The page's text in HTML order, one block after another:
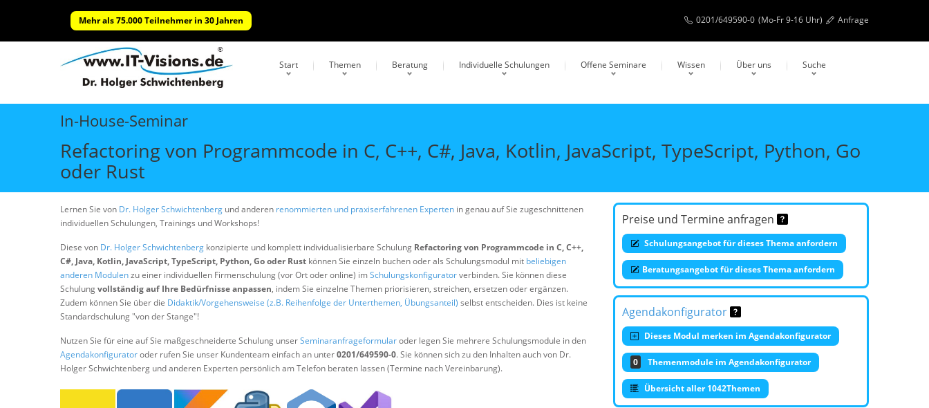
Mehr als 75.000 Teilnehmer in 30 Jahren 0201/649590-0 (Mo-Fr 9-16 Uhr) Anfrage
Start Themen Beratung Individuelle Schulungen Offene Seminare Wissen Über uns Suche
In-House-Seminar
Refactoring von Programmcode in C, C++, C#, Java, Kotlin, JavaScript, TypeScript, Python, Go
oder Rust
Lernen Sie von Dr. Holger Schwichtenberg und anderen renommierten und praxiserfahrenen Experten in genau auf Sie zugeschnittenen
individuellen Schulungen, Trainings und Workshops!
Diese von Dr. Holger Schwichtenberg konzipierte und komplett individualisierbare Schulung Refactoring von Programmcode in C, C++,
C#, Java, Kotlin, JavaScript, TypeScript, Python, Go oder Rust können Sie einzeln buchen oder als Schulungsmodul mit beliebigen
anderen Modulenzu einer individuellen Firmenschulung (vor Ort oder online) imSchulungskonfiguratorverbinden. Sie können diese
Schulungvollständig auf Ihre Bedürfnisse anpassen, indem Sie einzelne Themen priorisieren, streichen, ersetzen oder ergänzen.
Zudem können Sie über die Didaktik/Vorgehensweise (z.B. Reihenfolge der Unterthemen, Übungsanteil) selbst entscheiden. Dies ist keine
Standardschulung "von der Stange"!
Nutzen Sie für eine auf Sie maßgeschneiderte Schulung unserSeminaranfrageformularoder legen Sie mehrere Schulungsmodule in den
Agendakonfiguratoroder rufen Sie unser Kundenteam einfach an unter0201/649590-0. Sie können sich zu den Inhalten auch von Dr.
Holger Schwichtenberg und anderen Experten persönlich am Telefon beraten lassen (Termine nach Vereinbarung).
Preise und Termine anfragen
Schulungsangebot für dieses Thema anfordern
Beratungsangebot für dieses Thema anfordern
Agendakonfigurator
Dieses Modul merken im Agendakonfigurator
0 Themenmodule im Agendakonfigurator
Übersicht aller 1042Themen